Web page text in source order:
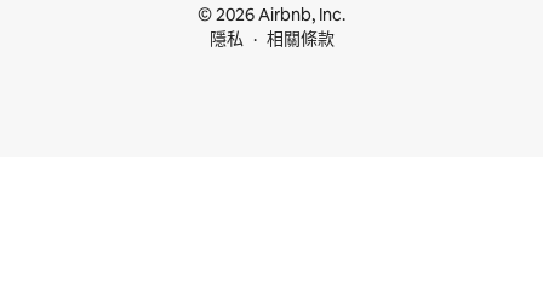
© 2026 Airbnb, Inc.
隱私
相關條款